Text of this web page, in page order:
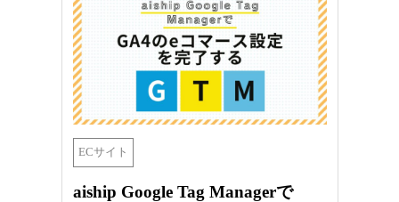
夏季休暇のお知らせ
平素はアイヴィクス株式会社をご愛
顧いただ...
詳しくはこちら
ブログ
スプレッドシ
界…ノーコー
移行で何が変
ECサイト
aiship Google Tag Managerで